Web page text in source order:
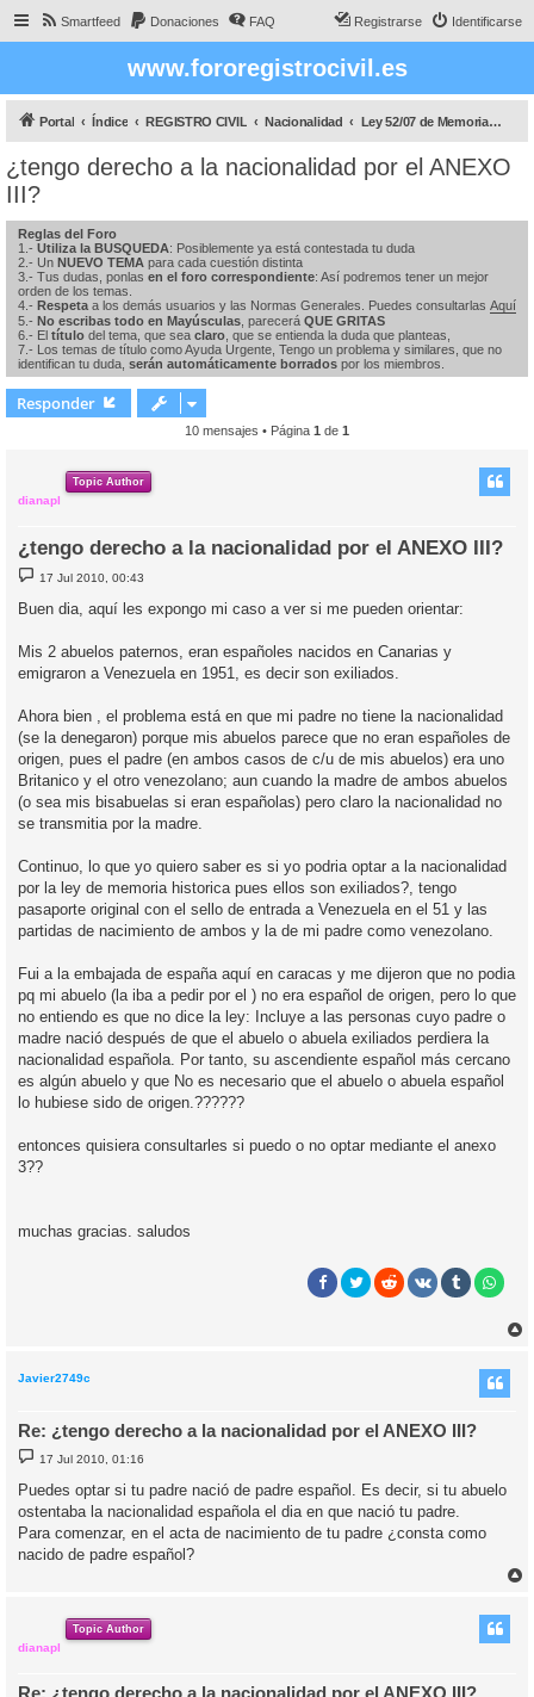
Smartfeed Donaciones FAQ Identificarse
Registrarse
www.fororegistrocivil.es
Portal Índice REGISTRO CIVIL Nacionalidad Ley 52/07 de Memoria Histórica
¿tengo derecho a la nacionalidad por el ANEXO
III?
Reglas del Foro
1.- Utiliza la BUSQUEDA: Posiblemente ya está contestada tu duda
2.- Un NUEVO TEMA para cada cuestión distinta
3.- Tus dudas, ponlas en el foro correspondiente: Así podremos tener un mejor
orden de los temas.
4.- Respeta a los demás usuarios y las Normas Generales. Puedes consultarlas Aquí
5.- No escribas todo en Mayúsculas , parecerá QUE GRITAS
6.- El título del tema, que sea claro , que se entienda la duda que planteas,
7.- Los temas de título como Ayuda Urgente, Tengo un problema y similares, que no
identifican tu duda, serán automáticamente borrados por los miembros.
Responder
10 mensajes • Página 1 de 1
Topic Author
dianapl
¿tengo derecho a la nacionalidad por el ANEXO III?
M
e
s
e
17 Jul 2010, 00:43
Buen dia, aquí les expongo mi caso a ver si me pueden orientar:
Mis 2 abuelos paternos, eran españoles nacidos en Canarias y
emigraron a Venezuela en 1951, es decir son exiliados.
Ahora bien , el problema está en que mi padre no tiene la nacionalidad
(se la denegaron) porque mis abuelos parece que no eran españoles de
origen, pues el padre (en ambos casos de c/u de mis abuelos) era uno
Britanico y el otro venezolano; aun cuando la madre de ambos abuelos
(o sea mis bisabuelas si eran españolas) pero claro la nacionalidad no
se transmitia por la madre.
Continuo, lo que yo quiero saber es si yo podria optar a la nacionalidad
por la ley de memoria historica pues ellos son exiliados?, tengo
pasaporte original con el sello de entrada a Venezuela en el 51 y las
partidas de nacimiento de ambos y la de mi padre como venezolano.
Fui a la embajada de españa aquí en caracas y me dijeron que no podia
pq mi abuelo (la iba a pedir por el ) no era español de origen, pero lo que
no entiendo es que no dice la ley: Incluye a las personas cuyo padre o
madre nació después de que el abuelo o abuela exiliados perdiera la
nacionalidad española. Por tanto, su ascendiente español más cercano
es algún abuelo y que No es necesario que el abuelo o abuela español
lo hubiese sido de origen.??????
entonces quisiera consultarles si puedo o no optar mediante el anexo
3??
muchas gracias. saludos
Javier2749c
Re: ¿tengo derecho a la nacionalidad por el ANEXO III?
M
e
s
a
e
17 Jul 2010, 01:16
Puedes optar si tu padre nació de padre español. Es decir, si tu abuelo
ostentaba la nacionalidad española el di­a en que nació tu padre.
Para comenzar, en el acta de nacimiento de tu padre ¿consta como
nacido de padre español?
Topic Author
dianapl
Re: ¿tengo derecho a la nacionalidad por el ANEXO III?